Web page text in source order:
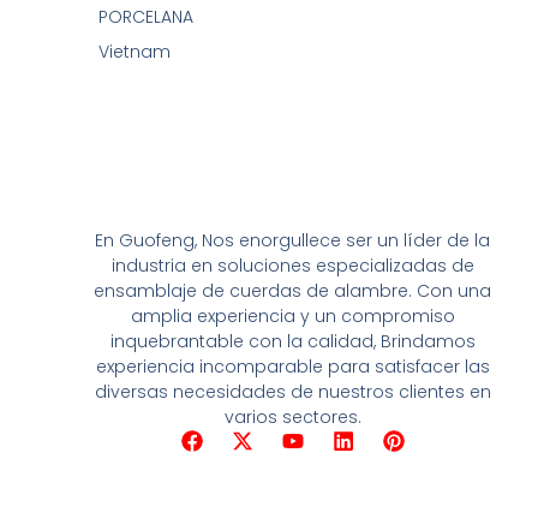
En Guofeng, Nos enorgullece ser un líder de la
industria en soluciones especializadas de
ensamblaje de cuerdas de alambre. Con una
amplia experiencia y un compromiso
inquebrantable con la calidad, Brindamos
experiencia incomparable para satisfacer las
diversas necesidades de nuestros clientes en
varios sectores.
F
X
Y
L
P
PORCELANA
Vietnam